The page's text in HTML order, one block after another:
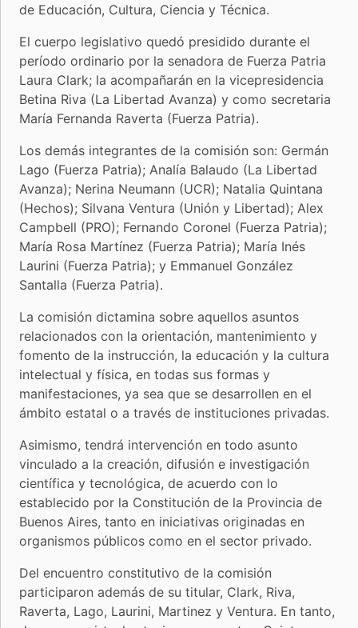
de Educación, Cultura, Ciencia y Técnica.
El cuerpo legislativo quedó presidido durante el
período ordinario por la senadora de Fuerza Patria
Laura Clark; la acompañarán en la vicepresidencia
Betina Riva (La Libertad Avanza) y como secretaria
María Fernanda Raverta (Fuerza Patria).
Los demás integrantes de la comisión son: Germán
Lago (Fuerza Patria); Analía Balaudo (La Libertad
Avanza); Nerina Neumann (UCR); Natalia Quintana
(Hechos); Silvana Ventura (Unión y Libertad); Alex
Campbell (PRO); Fernando Coronel (Fuerza Patria);
María Rosa Martínez (Fuerza Patria); María Inés
Laurini (Fuerza Patria); y Emmanuel González
Santalla (Fuerza Patria).
La comisión dictamina sobre aquellos asuntos
relacionados con la orientación, mantenimiento y
fomento de la instrucción, la educación y la cultura
intelectual y física, en todas sus formas y
manifestaciones, ya sea que se desarrollen en el
ámbito estatal o a través de instituciones privadas.
Asimismo, tendrá intervención en todo asunto
vinculado a la creación, difusión e investigación
científica y tecnológica, de acuerdo con lo
establecido por la Constitución de la Provincia de
Buenos Aires, tanto en iniciativas originadas en
organismos públicos como en el sector privado.
Del encuentro constitutivo de la comisión
participaron además de su titular, Clark, Riva,
Raverta, Lago, Laurini, Martinez y Ventura. En tanto,